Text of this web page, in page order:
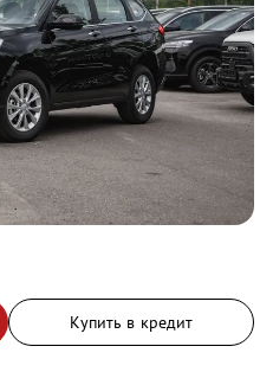
Купить в кредит